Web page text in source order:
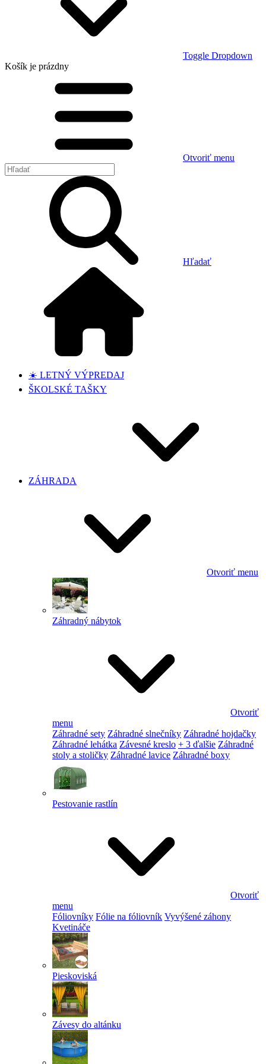
Toggle Dropdown
Košík je prázdny
Otvoriť menu
Hľadať
☀️ LETNÝ VÝPREDAJ
ŠKOLSKÉ TAŠKY
ZÁHRADA
Otvoriť menu
Záhradný nábytok
Otvoriť
menu
Záhradné sety Záhradné slnečníky Záhradné hojdačky
Záhradné lehátka Závesné kreslo + 3 ďalšie Záhradné
stoly a stoličky Záhradné lavice Záhradné boxy
Pestovanie rastlín
Otvoriť
menu
Fóliovníky Fólie na fóliovník Vyvýšené záhony
Kvetináče
Pieskoviská
Závesy do altánku